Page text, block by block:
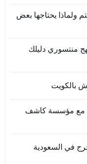
ولماذا يحتاجها بعض
منتسوري دليلك
بالكويت
مع مؤسسة كاشف
في السعودية